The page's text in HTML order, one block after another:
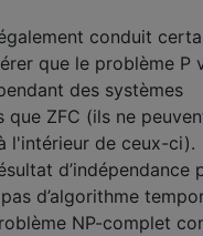
conduit
que le problème P
des systèmes
que ZFC (ils ne
l'intérieur de ceux-ci).
d’indépendance
d’algorithme
NP-complet